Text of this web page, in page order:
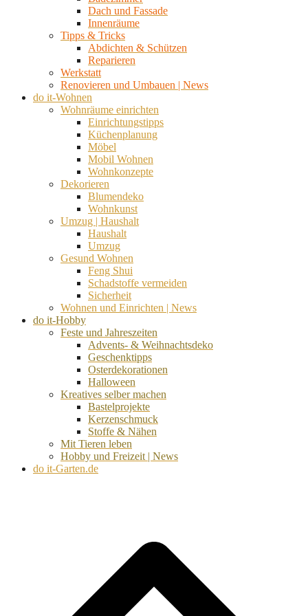
Dach und Fassade
Innenräume
Tipps & Tricks
Abdichten & Schützen
Reparieren
Werkstatt
Renovieren und Umbauen | News
do it-Wohnen
Wohnräume einrichten
Einrichtungstipps
Küchenplanung
Möbel
Mobil Wohnen
Wohnkonzepte
Dekorieren
Blumendeko
Wohnkunst
Umzug | Haushalt
Haushalt
Umzug
Gesund Wohnen
Feng Shui
Schadstoffe vermeiden
Sicherheit
Wohnen und Einrichten | News
do it-Hobby
Feste und Jahreszeiten
Advents- & Weihnachtsdeko
Geschenktipps
Osterdekorationen
Halloween
Kreatives selber machen
Bastelprojekte
Kerzenschmuck
Stoffe & Nähen
Mit Tieren leben
Hobby und Freizeit | News
do it-Garten.de